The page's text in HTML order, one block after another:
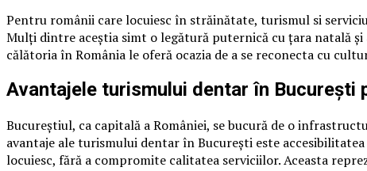
Pentru românii care locuiesc în străinătate, turismul si
Mulți dintre aceștia simt o legătură puternică cu țara natală și
călătoria în România le oferă ocazia de a se reconecta cu
Avantajele turismului dentar în București
Bucureștiul, ca capitală a României, se bucură de o
avantaje ale turismului dentar în București este
locuiesc, fără a compromite calitatea serviciilor. Aceasta